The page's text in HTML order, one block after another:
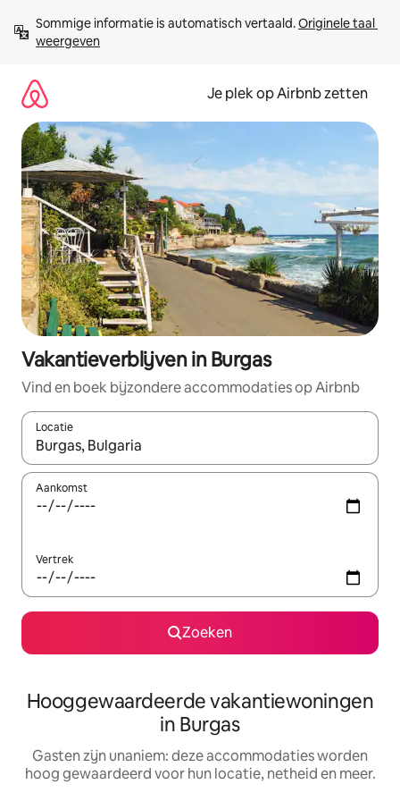
direct
naar
Sommige informatie is automatisch vertaald. Originele taal
weergeven
Je plek op Airbnb zetten
Vakantieverblijven in Burgas
Vind en boek bijzondere accommodaties op Airbnb
Locatie
Wanneer er resultaten beschikbaar zijn, maak je een keuze
Aankomst
Vertrek
Zoeken
Hooggewaardeerde vakantiewoningen
in Burgas
Gasten zijn unaniem: deze accommodaties worden
hoog gewaardeerd voor hun locatie, netheid en meer.